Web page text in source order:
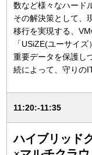
数など様々なハード
その解決策として、
移行を実現する、
「USiZE(ユーサイズ
重要データを保護し
続によって、守りの
11:20:-11:35
ハイブリッド